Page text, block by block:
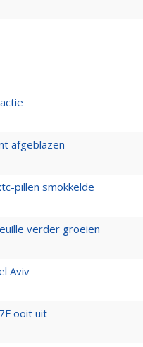
afgeblazen
pillen smokkelde
verder groeien
Aviv
ooit uit